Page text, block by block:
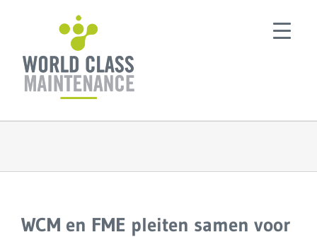
WCM en FME pleiten samen voor